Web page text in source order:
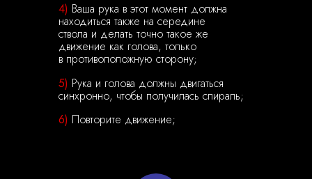
4) Ваша рука в этот момент должна
находиться также на середине
ствола и делать точно такое же
движение как голова, только
в противоположную сторону;
5) Рука и голова должны двигаться
синхронно, чтобы получилась спираль;
6) Повторите движение;